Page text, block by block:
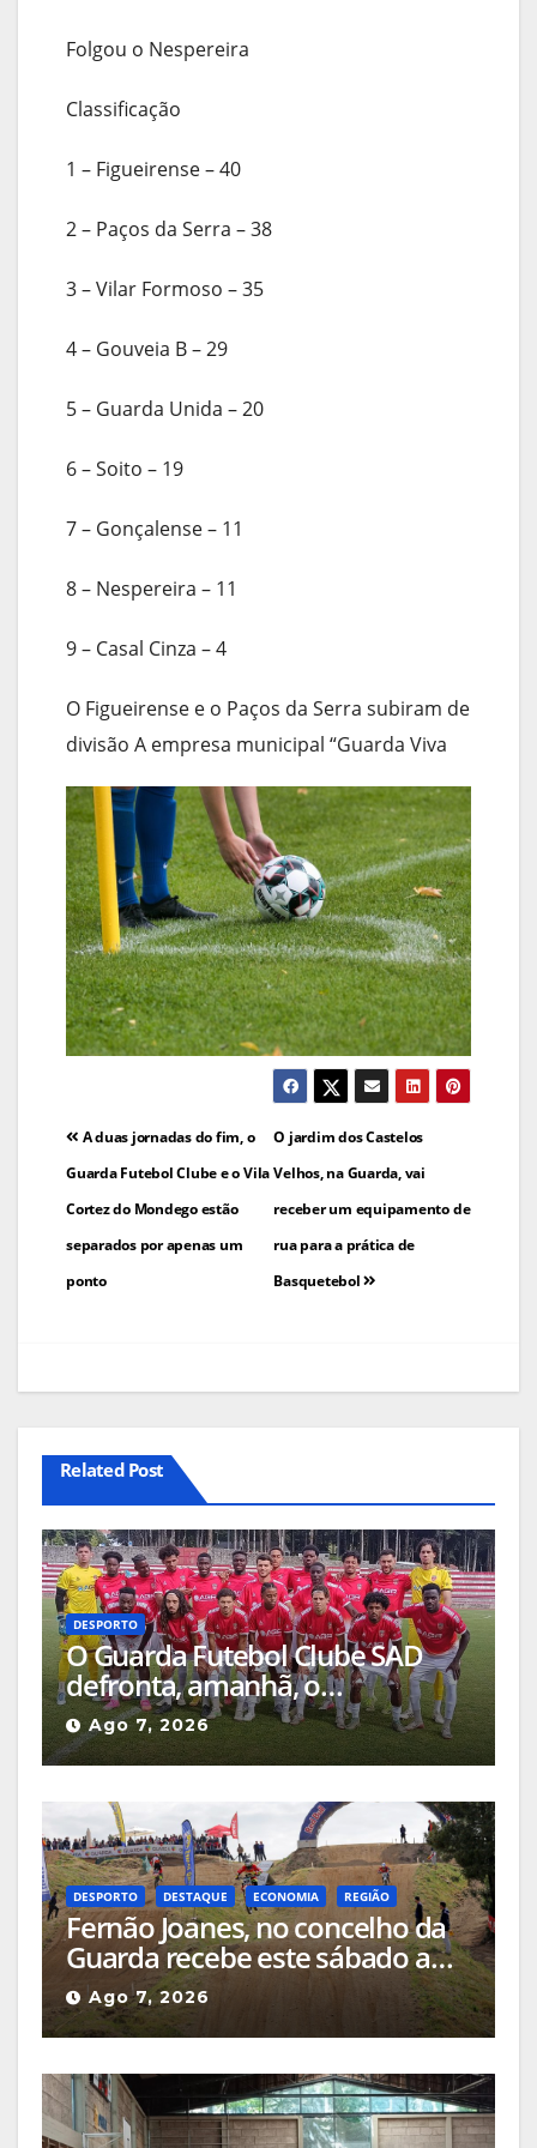
Folgou o Nespereira
Classificação
1 – Figueirense – 40
2 – Paços da Serra – 38
3 – Vilar Formoso – 35
4 – Gouveia B – 29
5 – Guarda Unida – 20
6 – Soito – 19
7 – Gonçalense – 11
8 – Nespereira – 11
9 – Casal Cinza – 4
O Figueirense e o Paços da Serra subiram de
divisão A empresa municipal “Guarda Viva
Navegação
de
artigos
O jardim dos Castelos
Velhos, na Guarda, vai
receber um equipamento de
rua para a prática de
Basquetebol
A duas jornadas do fim, o
Guarda Futebol Clube e o Vila
Cortez do Mondego estão
separados por apenas um
ponto
Related Post
DESPORTO
O Guarda Futebol Clube SAD
defronta, amanhã, o
Sertanense, num jogo a contar
para a Supertaça da Beira
Interior
Ago 7, 2026
DESPORTO DESTAQUE ECONOMIA REGIÃO
Fernão Joanes, no concelho da
Guarda recebe este sábado a
Etapa do Campeonato Nacional
de Supercross
Ago 7, 2026